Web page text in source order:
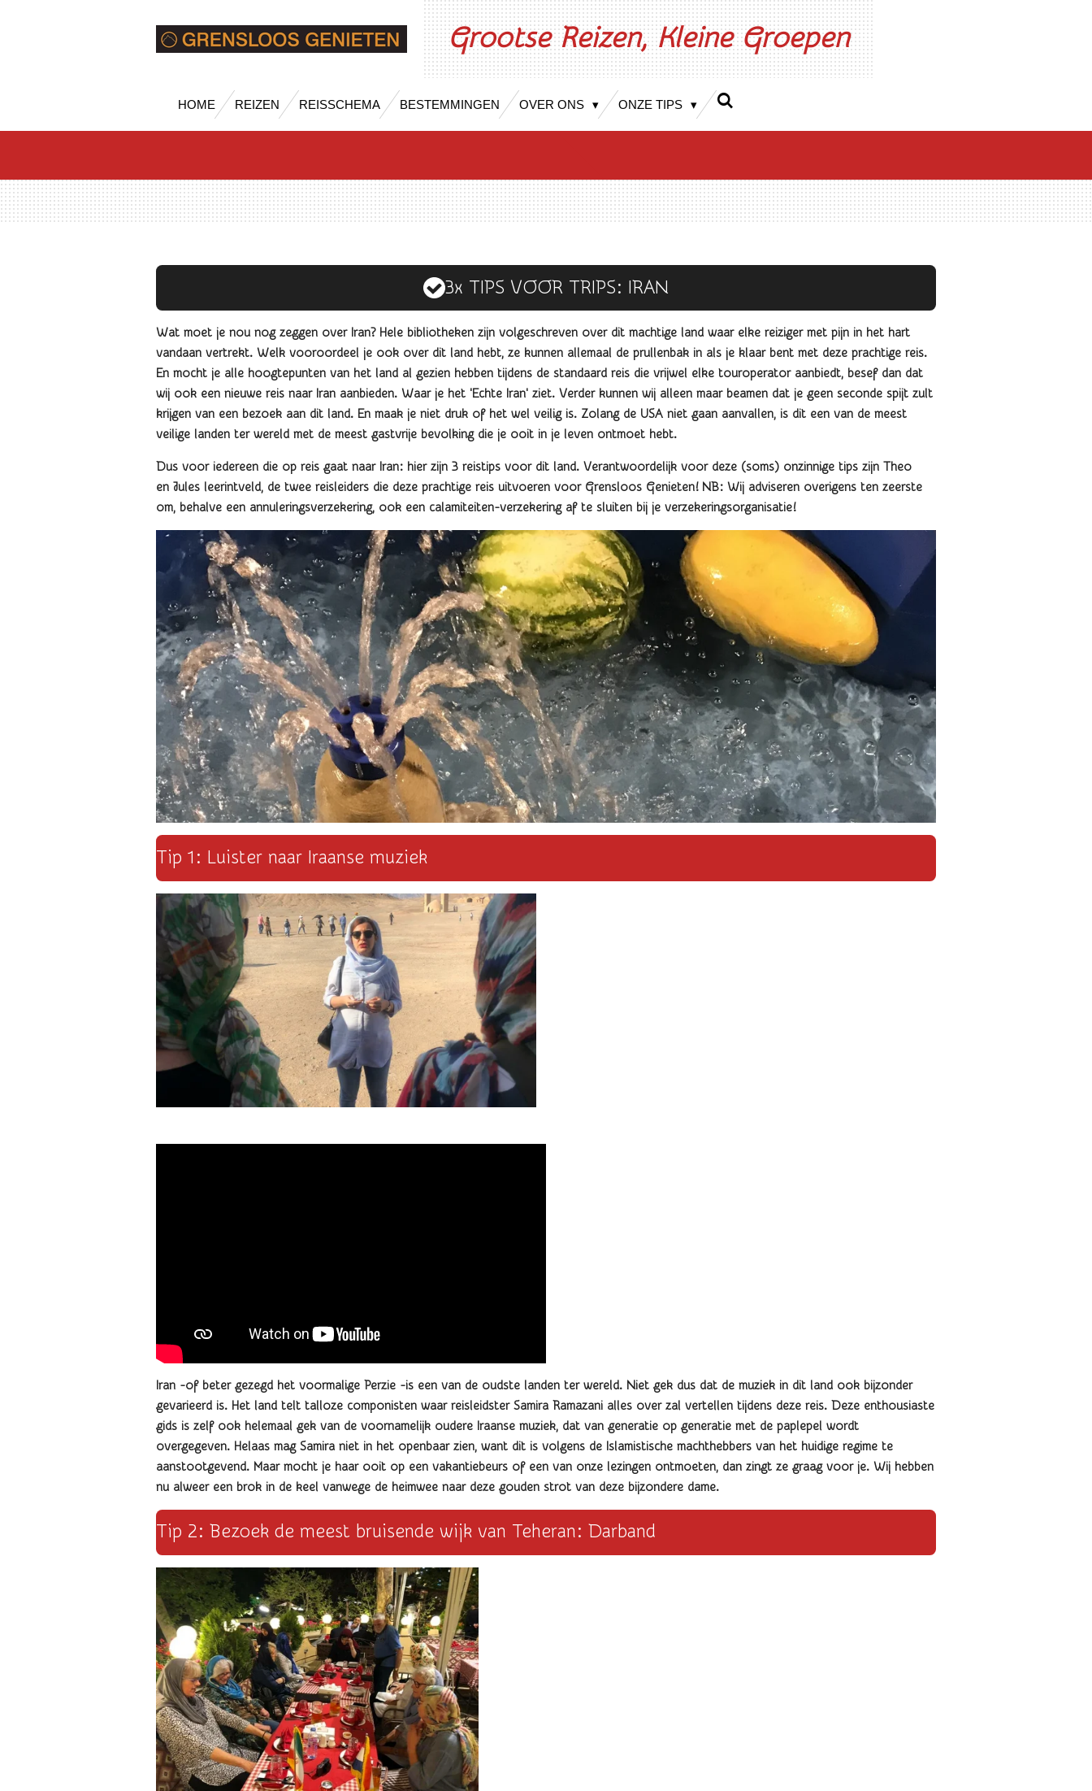
Grootse Reizen, Kleine Groepen
HOME REIZEN REISSCHEMA BESTEMMINGEN OVER ONS ONZE TIPS
3x TIPS VOOR TRIPS: IRAN
Wat moet je nou nog zeggen over Iran? Hele bibliotheken zijn volgeschreven over dit machtige land waar elke reiziger met pijn in het hart
vandaan vertrekt. Welk vooroordeel je ook over dit land hebt, ze kunnen allemaal de prullenbak in als je klaar bent met deze prachtige reis.
En mocht je alle hoogtepunten van het land al gezien hebben tijdens de standaard reis die vrijwel elke touroperator aanbiedt, besef dan dat
wij ook een nieuwe reis naar Iran aanbieden. Waar je het 'Echte Iran' ziet. Verder kunnen wij alleen maar beamen dat je geen seconde spijt zult
krijgen van een bezoek aan dit land. En maak je niet druk of het wel veilig is. Zolang de USA niet gaan aanvallen, is dit een van de meest
veilige landen ter wereld met de meest gastvrije bevolking die je ooit in je leven ontmoet hebt.
Dus voor iedereen die op reis gaat naar Iran: hier zijn 3 reistips voor dit land. Verantwoordelijk voor deze (soms) onzinnige tips zijn Theo
en Jules leerintveld, de twee reisleiders die deze prachtige reis uitvoeren voor Grensloos Genieten! NB: Wij adviseren overigens ten zeerste
om, behalve een annuleringsverzekering, ook een calamiteiten-verzekering af te sluiten bij je verzekeringsorganisatie!
Tip 1: Luister naar Iraanse muziek
Iran -of beter gezegd het voormalige Perzie -is een van de oudste landen ter wereld. Niet gek dus dat de muziek in dit land ook bijzonder
gevarieerd is. Het land telt talloze componisten waar reisleidster Samira Ramazani alles over zal vertellen tijdens deze reis. Deze enthousiaste
gids is zelf ook helemaal gek van de voornamelijk oudere Iraanse muziek, dat van generatie op generatie met de paplepel wordt
overgegeven. Helaas mag Samira niet in het openbaar zien, want dit is volgens de Islamistische machthebbers van het huidige regime te
aanstootgevend. Maar mocht je haar ooit op een vakantiebeurs of een van onze lezingen ontmoeten, dan zingt ze graag voor je. Wij hebben
nu alweer een brok in de keel vanwege de heimwee naar deze gouden strot van deze bijzondere dame.
Tip 2: Bezoek de meest bruisende wijk van Teheran: Darband